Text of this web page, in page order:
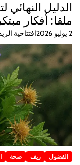
الدليل النهائي
ملقا: أفكار
2 يوليو 2026 افتتاحية
الفضول ريف صحة